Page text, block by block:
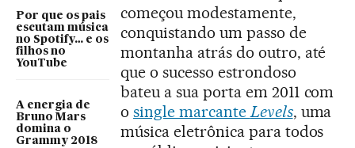
Por que os pais
escutam música
no Spotify… e os
filhos no
YouTube
A energia de
Bruno Mars
domina o
Grammy 2018
começou modestamente,
conquistando um passo de
montanha atrás do outro, até
que o sucesso estrondoso
bateu a sua porta em 2011 com
o single marcanteLevels, uma
música eletrônica para todos